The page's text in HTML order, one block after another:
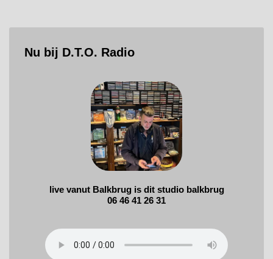
Nu bij D.T.O. Radio